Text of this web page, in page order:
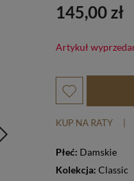
145,00 zł
Artykuł
KUP NA RATY
Płeć: Damskie
Kolekcja: Classic